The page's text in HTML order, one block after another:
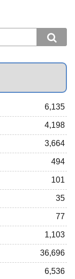
6,135
4,198
3,664
494
101
35
77
1,103
36,696
6,536